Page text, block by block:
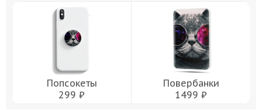
Попсокеты
299 ₽
Повербанки
1499 ₽